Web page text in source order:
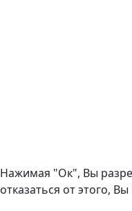
Нажимая "Ок", Вы
отказаться от этого,